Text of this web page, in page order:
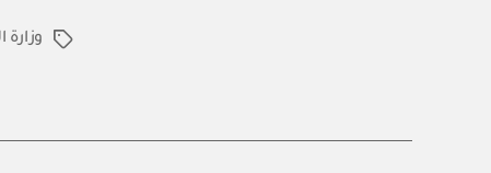
الوسوموزارة